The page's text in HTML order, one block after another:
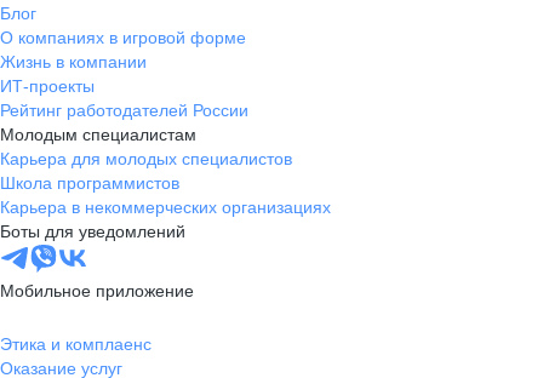
Блог
О компаниях в игровой форме
Жизнь в компании
ИТ-проекты
Рейтинг работодателей России
Молодым специалистам
Карьера для молодых специалистов
Школа программистов
Карьера в некоммерческих организациях
Боты для уведомлений
Мобильное приложение
Этика и комплаенс
Оказание услуг